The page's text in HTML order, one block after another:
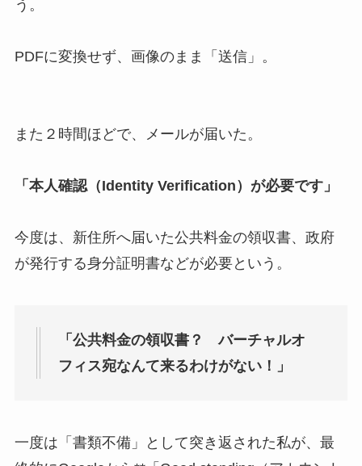
う。
PDFに変換せず、画像のまま「送信」。
また２時間ほどで、メールが届いた。
「本人確認（Identity Verification）が必要です」
今度は、新住所へ届いた公共料金の領収書、政府
が発行する身分証明書などが必要という。
「公共料金の領収書？ バーチャルオ
フィス宛なんて来るわけがない！」
一度は「書類不備」として突き返された私が、最